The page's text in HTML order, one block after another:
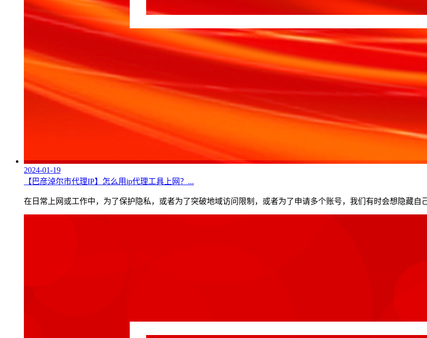
2024-01-19
【巴彦淖尔市代理IP】怎么用ip代理工具上网？...
在日常上网或工作中，为了保护隐私，或者为了突破地域访问限制，或者为了申请多个账号，我们有时会想隐藏自